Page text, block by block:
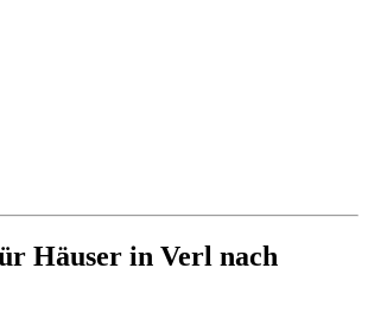
Häuser in Verl nach